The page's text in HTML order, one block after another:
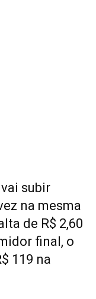
subir
na mesma
de R$ 2,60
final, o
119 na